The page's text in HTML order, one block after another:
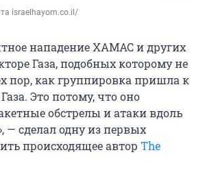
israelhayom.co.il/
нападение ХАМАС и других
Газа, подобных которому не
пор, как группировка пришла к
Это потому, что оно
обстрелы и атаки вдоль
— сделал одну из первых
происходящее автор The